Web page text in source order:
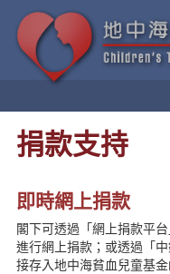
如何治療「地貧」
新一代療法
病人日常生活需知
地中海貧血的遺傳與預防
地中海貧血兒童基金
捐款支持
即時網上捐款
閣下可透過「網上捐款平
進行網上捐款；或透過「
接存入地中海貧血兒童基金